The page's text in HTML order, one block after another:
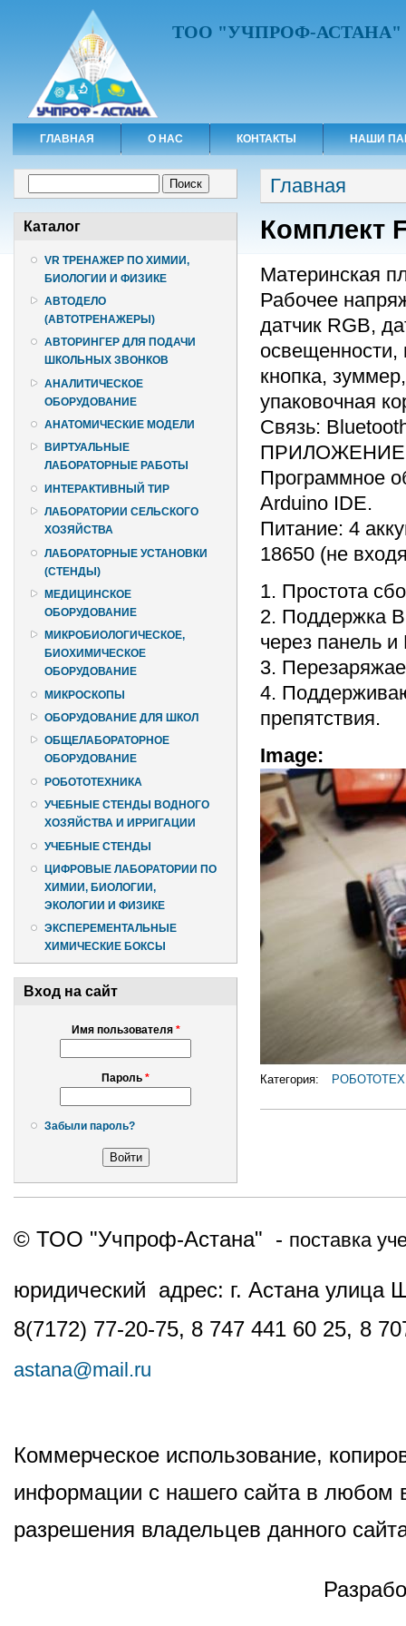
ТОО "УЧПРОФ-АСТАНА"
ГЛАВНАЯ О НАС КОНТАКТЫ НАШИ
Каталог
VR ТРЕНАЖЕР ПО ХИМИИ,
БИОЛОГИИ И ФИЗИКЕ
АВТОДЕЛО
(АВТОТРЕНАЖЕРЫ)
АВТОРИНГЕР ДЛЯ ПОДАЧИ
ШКОЛЬНЫХ ЗВОНКОВ
АНАЛИТИЧЕСКОЕ
ОБОРУДОВАНИЕ
АНАТОМИЧЕСКИЕ МОДЕЛИ
ВИРТУАЛЬНЫЕ
ЛАБОРАТОРНЫЕ РАБОТЫ
ИНТЕРАКТИВНЫЙ ТИР
ЛАБОРАТОРИИ СЕЛЬСКОГО
ХОЗЯЙСТВА
ЛАБОРАТОРНЫЕ УСТАНОВКИ
(СТЕНДЫ)
МЕДИЦИНСКОЕ
ОБОРУДОВАНИЕ
МИКРОБИОЛОГИЧЕСКОЕ,
БИОХИМИЧЕСКОЕ
ОБОРУДОВАНИЕ
МИКРОСКОПЫ
ОБОРУДОВАНИЕ ДЛЯ ШКОЛ
ОБЩЕЛАБОРАТОРНОЕ
ОБОРУДОВАНИЕ
РОБОТОТЕХНИКА
УЧЕБНЫЕ СТЕНДЫ ВОДНОГО
ХОЗЯЙСТВА И ИРРИГАЦИИ
УЧЕБНЫЕ СТЕНДЫ
ЦИФРОВЫЕ ЛАБОРАТОРИИ ПО
ХИМИИ, БИОЛОГИИ,
ЭКОЛОГИИ И ФИЗИКЕ
ЭКСПЕРЕМЕНТАЛЬНЫЕ
ХИМИЧЕСКИЕ БОКСЫ
Вход на сайт
Имя пользователя *
Пароль *
Забыли пароль?
Вы здесь
Главная
Комплект
Материнская
Рабочее
датчик RGB,
освещенности,
кнопка,
упаковочная
Связь:
ПРИЛОЖЕНИЕ:
Программное
Arduino IDE.
Питание: 4
18650 (не
1. Простота
2. Поддержка
через панель
3.
4.
препятствия.
Image:
Категория:
© ТОО "Учпроф-Астана" - поставка
юридический адрес: г. Астана
8(7172) 77-20-75, 8 747 441 60 25, 8
astana@mail.ru
Коммерческое использование,
информации с нашего сайта в любом
разрешения владельцев данного